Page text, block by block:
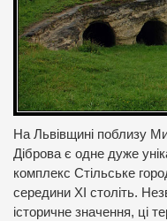
На Львівщині поблизу
Діброва є одне дуже
комплекс Стільське
середини ХІ століть.
історичне значення, ці